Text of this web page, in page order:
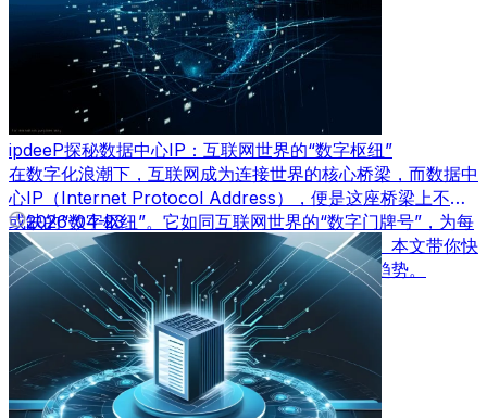
ipdeeP探秘数据中心IP：互联网世界的“数字枢纽”
在数字化浪潮下，互联网成为连接世界的核心桥梁，而数据中
心IP（Internet Protocol Address），便是这座桥梁上不可
或缺的“数字枢纽”。它如同互联网世界的“数字门牌号”，为每
一台联网设备赋予唯一标识，保障数据精准传输。本文带你快
速了解数据中心IP的核心价值、应用场景及发展趋势。
2026-04-23